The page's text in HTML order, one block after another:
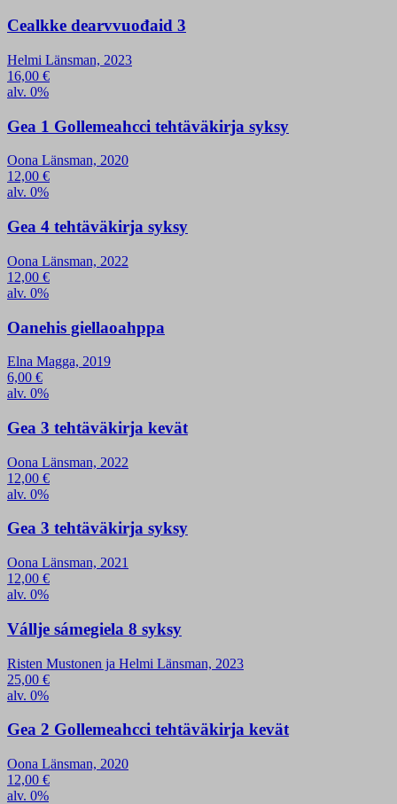
Cealkke dearvvuođaid 3
Helmi Länsman, 2023
16,00 €
alv. 0%
Gea 1 Gollemeahcci tehtäväkirja syksy
Oona Länsman, 2020
12,00 €
alv. 0%
Gea 4 tehtäväkirja syksy
Oona Länsman, 2022
12,00 €
alv. 0%
Oanehis giellaoahppa
Elna Magga, 2019
6,00 €
alv. 0%
Gea 3 tehtäväkirja kevät
Oona Länsman, 2022
12,00 €
alv. 0%
Gea 3 tehtäväkirja syksy
Oona Länsman, 2021
12,00 €
alv. 0%
Vállje sámegiela 8 syksy
Risten Mustonen ja Helmi Länsman, 2023
25,00 €
alv. 0%
Gea 2 Gollemeahcci tehtäväkirja kevät
Oona Länsman, 2020
12,00 €
alv. 0%